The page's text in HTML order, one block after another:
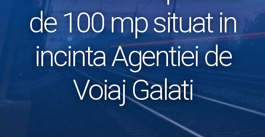
de 100 mp situat in
incinta Agentiei de
Voiaj Galati